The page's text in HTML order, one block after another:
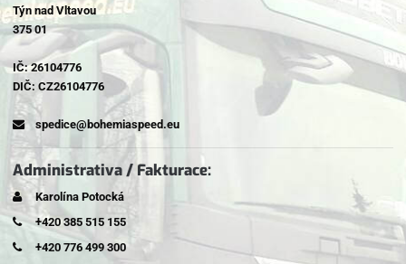
Týn nad Vltavou
375 01
IČ: 26104776
DIČ: CZ26104776
spedice@bohemiaspeed.eu
Administrativa / Fakturace:
Karolína Potocká
+420 385 515 155
+420 776 499 300